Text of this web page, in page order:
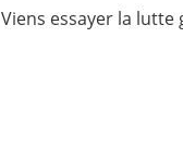
Viens essayer la